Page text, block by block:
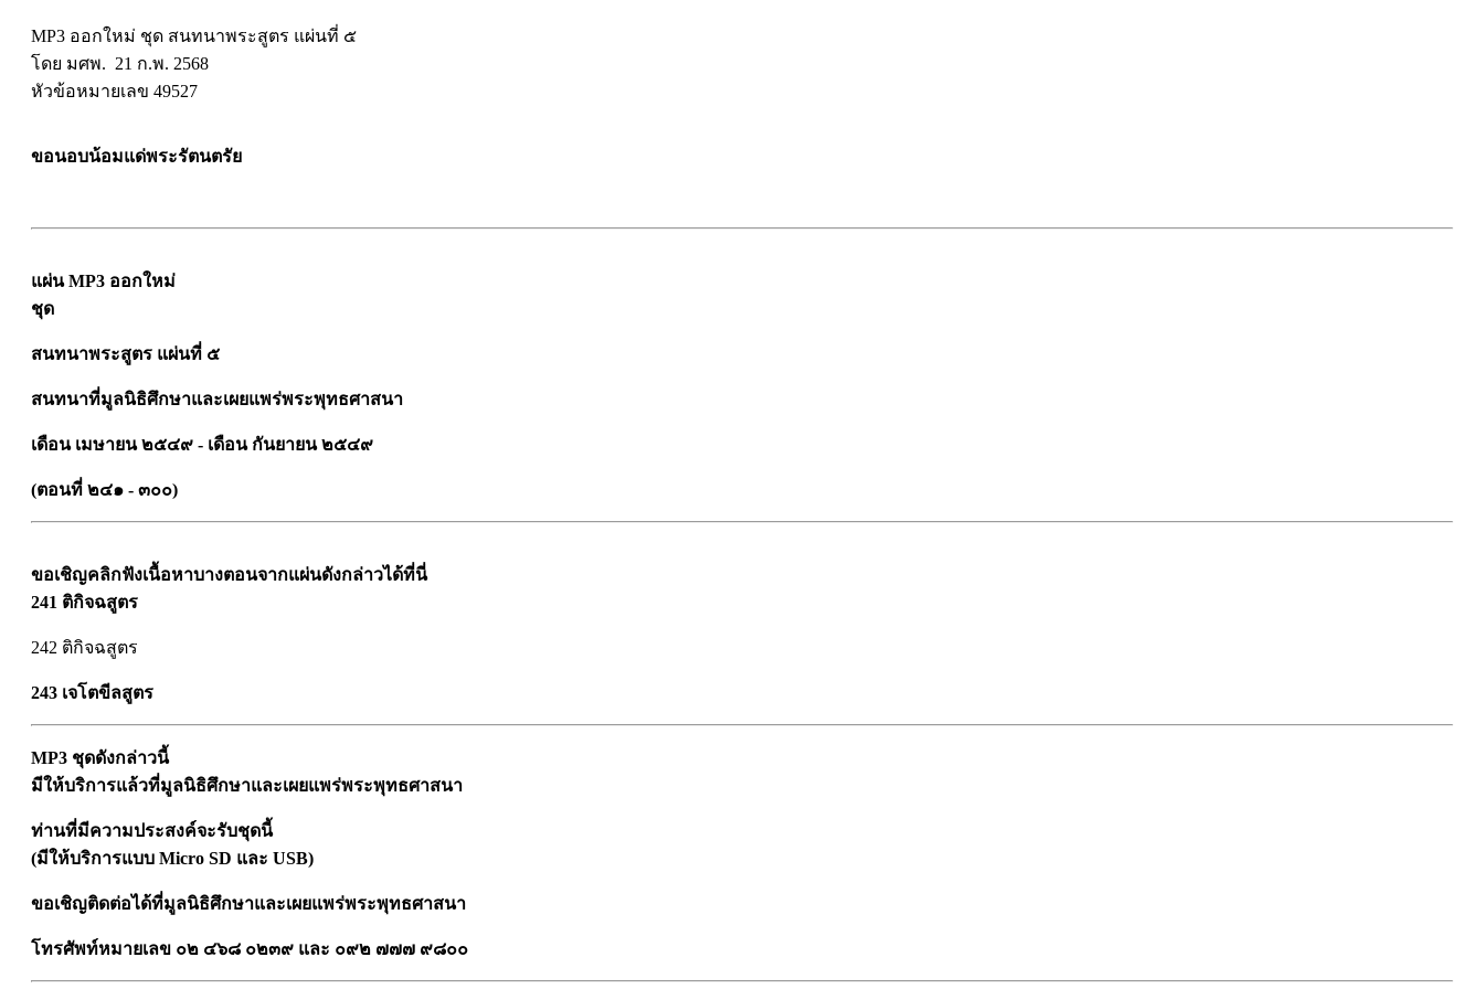
MP3 ออกใหม่ ชุด สนทนาพระสูตร แผ่นที่ ๕
โดย มศพ. 21 ก.พ. 2568
หัวข้อหมายเลข 49527
ขอนอบน้อมแด่พระรัตนตรัย
แผ่น MP3 ออกใหม่
ชุด
สนทนาพระสูตร แผ่นที่ ๕
สนทนาที่มูลนิธิศึกษาและเผยแพร่พระพุทธศาสนา
เดือน เมษายน ๒๕๔๙ - เดือน กันยายน ๒๕๔๙
(ตอนที่ ๒๔๑ - ๓๐๐)
ขอเชิญคลิกฟังเนื้อหาบางตอนจากแผ่นดังกล่าวได้ที่นี่
241 ติกิจฉสูตร
242 ติกิจฉสูตร
243 เจโตขีลสูตร
MP3 ชุดดังกล่าวนี้
มีให้บริการแล้วที่มูลนิธิศึกษาและเผยแพร่พระพุทธศาสนา
ท่านที่มีความประสงค์จะรับชุดนี้
(มีให้บริการแบบ Micro SD และ USB)
ขอเชิญติดต่อได้ที่มูลนิธิศึกษาและเผยแพร่พระพุทธศาสนา
โทรศัพท์หมายเลข ๐๒ ๔๖๘ ๐๒๓๙ และ ๐๙๒ ๗๗๗ ๙๘๐๐